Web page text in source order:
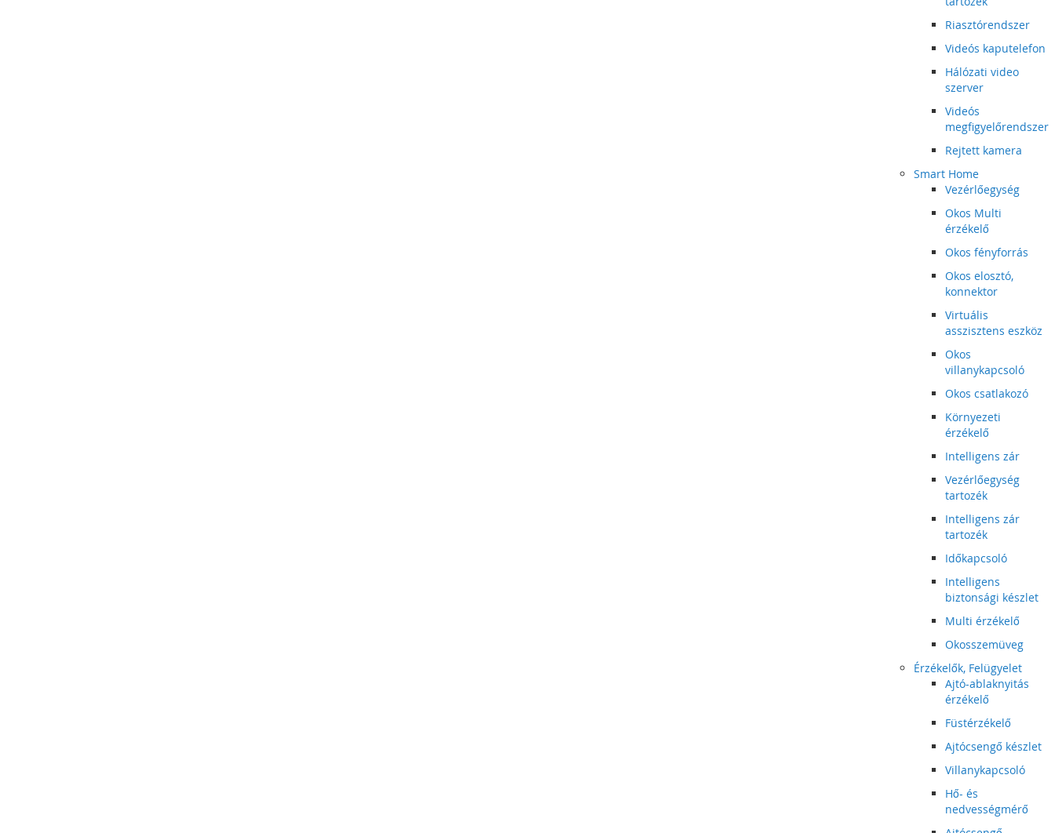
Riasztórendszer
Videós kaputelefon
Hálózati video
szerver
Videós
megfigyelőrendszer
Rejtett kamera
Smart Home
Vezérlőegység
Okos Multi
érzékelő
Okos fényforrás
Okos elosztó,
konnektor
Virtuális
asszisztens eszköz
Okos
villanykapcsoló
Okos csatlakozó
Környezeti
érzékelő
Intelligens zár
Vezérlőegység
tartozék
Intelligens zár
tartozék
Időkapcsoló
Intelligens
biztonsági készlet
Multi érzékelő
Okosszemüveg
Érzékelők, Felügyelet
Ajtó-ablaknyitás
érzékelő
Füstérzékelő
Ajtócsengő készlet
Villanykapcsoló
Hő- és
nedvességmérő